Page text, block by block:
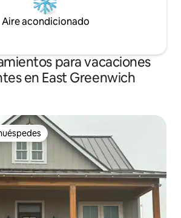
Aire acondicionado
para vacaciones
en East Greenwich
preferido